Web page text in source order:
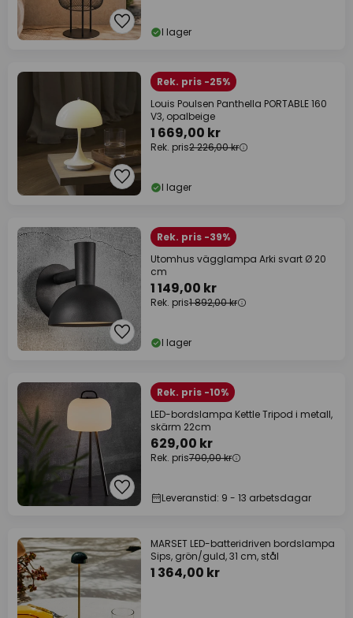
I lager
Rek. pris -25%
Louis Poulsen Panthella PORTABLE 160
V3, opalbeige
1 669,00 kr
Rek. pris2 226,00 kr
I lager
Rek. pris -39%
Utomhus vägglampa Arki svart Ø 20
cm
1 149,00 kr
Rek. pris1 892,00 kr
I lager
Rek. pris -10%
LED-bordslampa Kettle Tripod i metall,
skärm 22cm
629,00 kr
Rek. pris700,00 kr
Leveranstid: 9 - 13 arbetsdagar
MARSET LED-batteridriven bordslampa
Sips, grön/guld, 31 cm, stål
1 364,00 kr